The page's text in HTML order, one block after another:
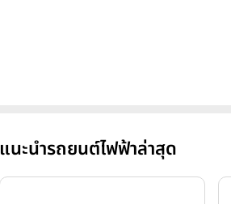
แนะนำรถยนต์ไฟฟ้าล่าสุด